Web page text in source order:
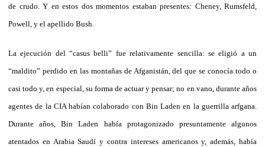
de crudo. Y en estos dos momentos estaban presentes: Cheney, Rumsfeld,
Powell, y el apellido Bush.
La ejecución del “casus belli” fue relativamente sencilla: se eligió a un
“maldito” perdido en las montañas de Afganistán, del que se conocía todo o
casi todo y, en especial, su forma de actuar y pensar; no en vano, durante años
agentes de la CIA habían colaborado con Bin Laden en la guerrilla arfgana.
Durante años, Bin Laden había protagonizado presuntamente algunos
atentados en Arabia Saudí y contra intereses americanos y, además, había